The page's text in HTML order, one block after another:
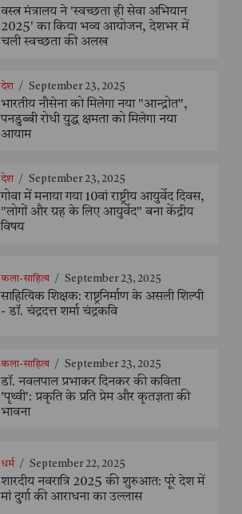
वस्त्र मंत्रालय ने 'स्वच्छता ही सेवा अभियान
2025' का किया भव्य आयोजन, देशभर में
चली स्वच्छता की अलख
देश / September 23, 2025
भारतीय नौसेना को मिलेगा नया "आन्द्रोत",
पनडुब्बी रोधी युद्ध क्षमता को मिलेगा नया
आयाम
देश / September 23, 2025
गोवा में मनाया गया 10वां राष्ट्रीय आयुर्वेद दिवस,
"लोगों और ग्रह के लिए आयुर्वेद" बना केंद्रीय
विषय
कला-साहित्य / September 23, 2025
साहित्यिक शिक्षक: राष्ट्रनिर्माण के असली शिल्पी
- डॉ. चंद्रदत्त शर्मा चंद्रकवि
कला-साहित्य / September 23, 2025
डॉ. नवलपाल प्रभाकर दिनकर की कविता
'पृथ्वी': प्रकृति के प्रति प्रेम और कृतज्ञता की
भावना
धर्म / September 22, 2025
शारदीय नवरात्रि 2025 की शुरुआत: पूरे देश में
मां दुर्गा की आराधना का उल्लास